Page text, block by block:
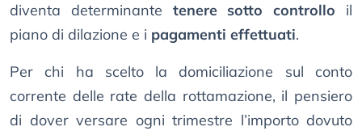
diventa determinante tenere sotto controllo il
piano di dilazione e i pagamenti effettuati.
Per chi ha scelto la domiciliazione sul conto
corrente delle rate della rottamazione, il pensiero
di dover versare ogni trimestre l’importo dovuto